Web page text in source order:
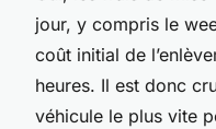
jour, y compris le
coût initial de
heures. Il est donc
véhicule le plus vite